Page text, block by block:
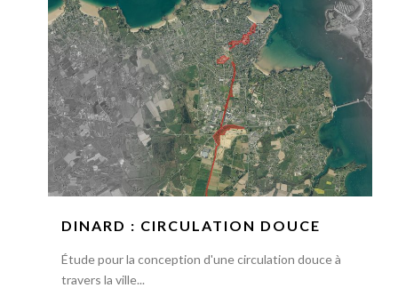
DINARD : CIRCULATION DOUCE
Étude pour la conception d'une circulation douce à
travers la ville...